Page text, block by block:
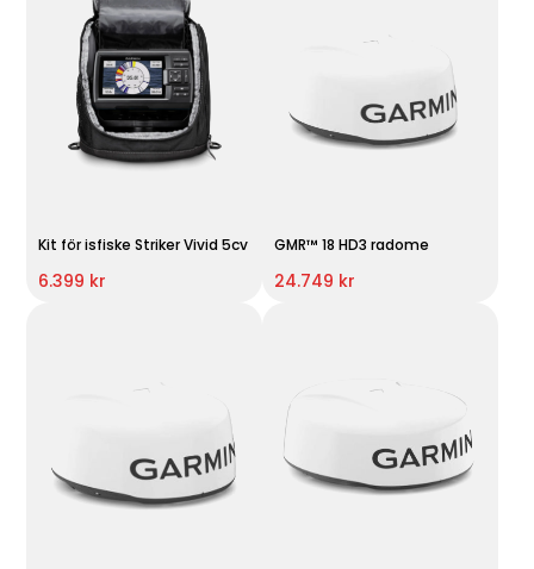
Kit för isfiske Striker Vivid 5cv
6.399 kr
GMR™ 18 HD3 radome
24.749 kr